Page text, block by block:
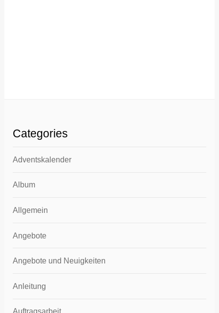
Categories
Adventskalender
Album
Allgemein
Angebote
Angebote und Neuigkeiten
Anleitung